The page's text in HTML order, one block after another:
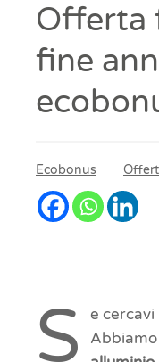
Offerta
fine
Ecobonus
S
e cercavi